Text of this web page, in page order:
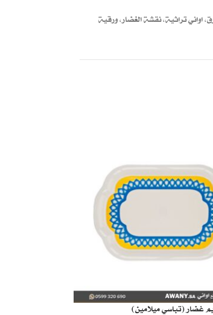
,اواني تراثية,نقشة الغضار,ورقية
غضار (تباسي ميلامين)